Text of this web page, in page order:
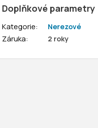
Doplňkové parametry
Kategorie: Nerezové
Záruka: 2 roky